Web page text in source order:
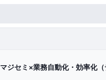
マジセミ×業務自動化・効率化